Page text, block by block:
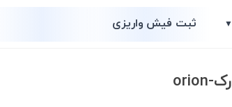
▼ ثبت فیش واریزی